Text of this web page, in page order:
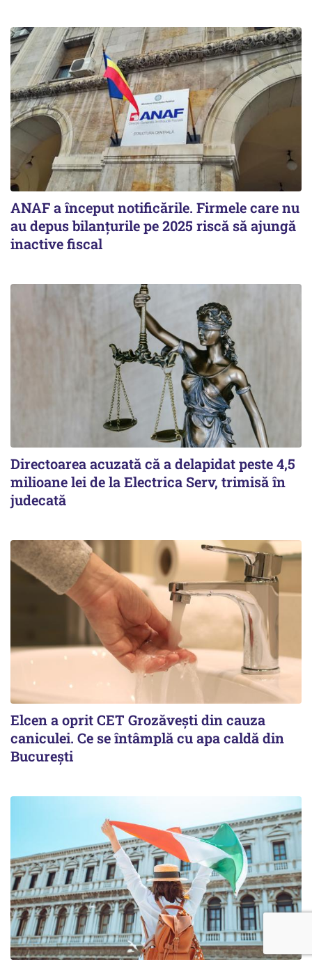
ANAF a început notificările. Firmele care nu
au depus bilanțurile pe 2025 riscă să ajungă
inactive fiscal
Directoarea acuzată că a delapidat peste 4,5
milioane lei de la Electrica Serv, trimisă în
judecată
Elcen a oprit CET Grozăvești din cauza
caniculei. Ce se întâmplă cu apa caldă din
București